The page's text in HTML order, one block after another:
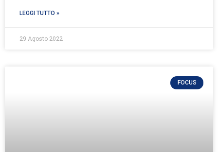
LEGGI TUTTO »
29 Agosto 2022
FOCUS